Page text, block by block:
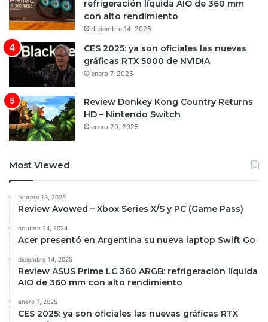
refrigeración líquida AIO de 360 mm
con alto rendimiento
diciembre 14, 2025
CES 2025: ya son oficiales las nuevas
gráficas RTX 5000 de NVIDIA
enero 7, 2025
Review Donkey Kong Country Returns
HD – Nintendo Switch
enero 20, 2025
Most Viewed
febrero 13, 2025
Review Avowed – Xbox Series X/S y PC (Game Pass)
octubre 24, 2024
Acer presentó en Argentina su nueva laptop Swift Go
diciembre 14, 2025
Review ASUS Prime LC 360 ARGB: refrigeración líquida
AIO de 360 mm con alto rendimiento
enero 7, 2025
CES 2025: ya son oficiales las nuevas gráficas RTX